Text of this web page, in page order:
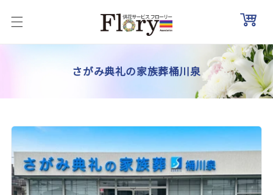
ンツに
進む
コ
レ
ク
さがみ典礼の家族葬桶川泉